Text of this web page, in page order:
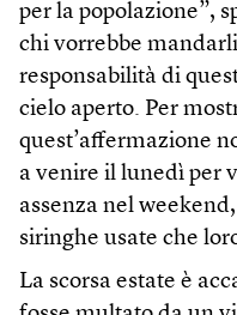
per la popolazione”,
chi vorrebbe
responsabilità di
cielo aperto. Per
quest’affermazione
a venire il lunedì per
assenza nel
siringhe usate che
La scorsa estate è